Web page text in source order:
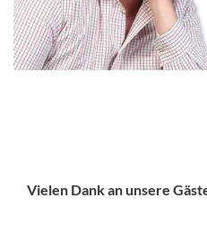
Vielen Dank an unsere